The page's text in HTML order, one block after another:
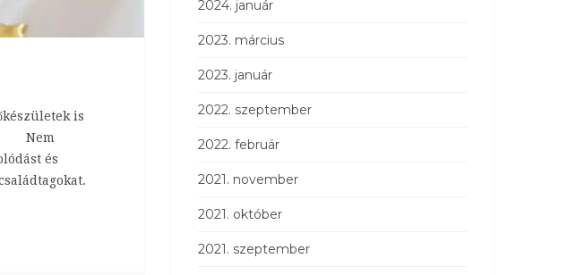
is
Nem
és
2024. január
2023. március
2023. január
2022. szeptember
2022. február
2021. november
2021. október
2021. szeptember